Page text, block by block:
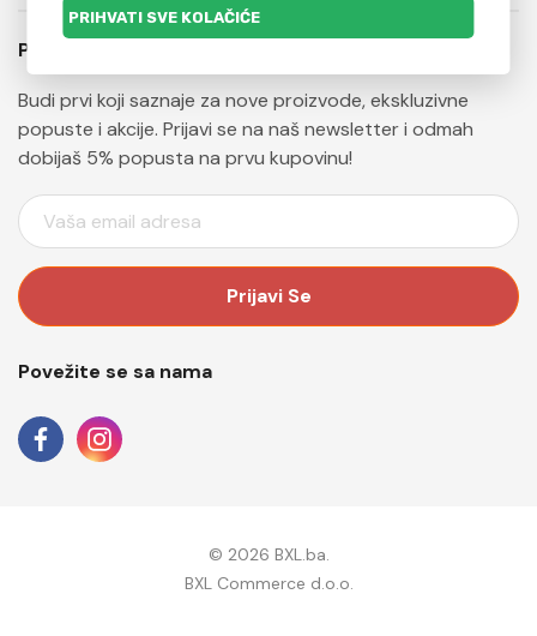
Prijavite se na naš newsletter
Budi prvi koji saznaje za nove proizvode, ekskluzivne
popuste i akcije. Prijavi se na naš newsletter i odmah
dobijaš 5% popusta na prvu kupovinu!
E
M
I
D
E
Povežite se sa nama
© 2026 BXL.ba.
BXL Commerce d.o.o.